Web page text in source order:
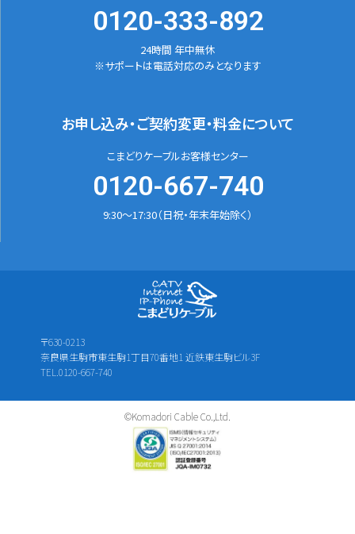
0120-333-892
24時間 年中無休
※サポートは電話対応のみとなります
お申し込み・ご契約変更・料金について
こまどりケーブルお客様センター
0120-667-740
9:30～17:30（日祝・年末年始除く）
〒630-0213
奈良県生駒市東生駒1丁目70番地1 近鉄東生駒ビル3F
TEL.0120-667-740
©Komadori Cable Co.,Ltd.